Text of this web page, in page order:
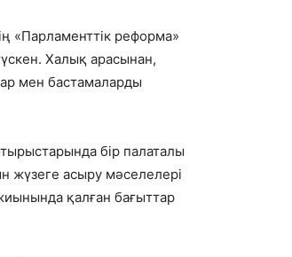
«Парламенттік реформа»
Халық арасынан,
мен бастамаларды
бір палаталы
жүзеге асыру мәселелері
қалған бағыттар